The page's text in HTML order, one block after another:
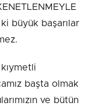
büyük başarılar
kıymetli
başta olmak
ve bütün